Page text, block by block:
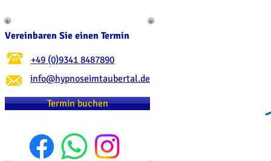
+49 (0)9341 8487890
info@hypnoseimtaubertal.de
Termin buchen
Vereinbaren Sie einen Termin